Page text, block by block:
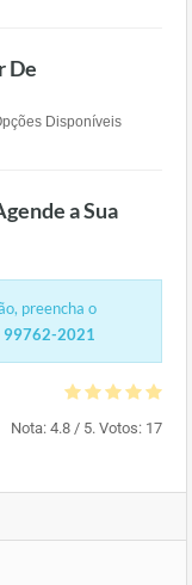
De
Disponíveis
a Sua
preencha o
99762-2021
Nota: 4.8 / 5. Votos: 17